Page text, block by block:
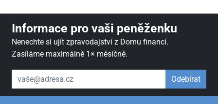
Informace pro vaši peněženku
Nenechte si ujít zpravodajství z Domu financí.
Zasíláme maximálně 1× měsíčně.
váš email Odebírat